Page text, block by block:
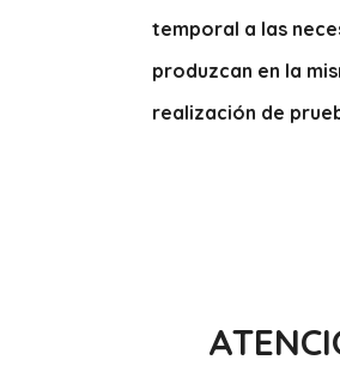
temporal a las
produzcan en la
realización de